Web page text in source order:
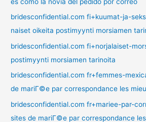
bridesconfidential.com fi+kuumat-ja-
naiset oikeita postimyynti morsiamen
bridesconfidential.com fi+norjalaiset-
postimyynti morsiamen tarinoita
bridesconfidential.com fr+femmes-
de mariГ©e par correspondance les
bridesconfidential.com fr+mariee-par-
sites de mariГ©e par correspondance